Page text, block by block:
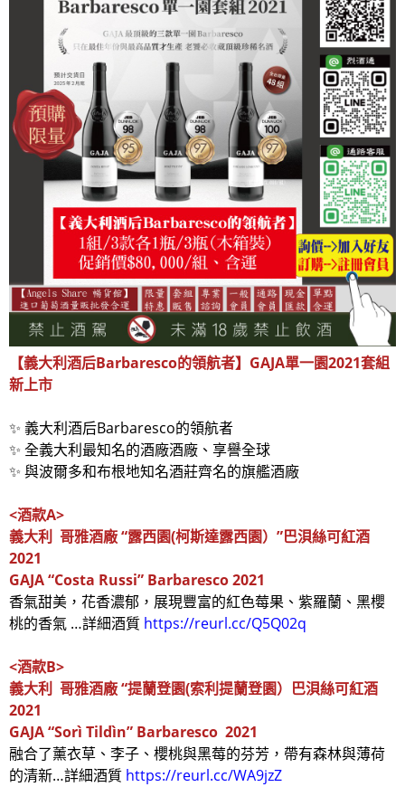
【義大利酒后Barbaresco的領航者】GAJA單一園2021套組
新上市
✨ 義大利酒后Barbaresco的領航者
✨ 全義大利最知名的酒廠酒廠、享譽全球
✨ 與波爾多和布根地知名酒莊齊名的旗艦酒廠
<酒款A>
義大利 哥雅酒廠 “露西園(柯斯達露西園）”巴浿絲可紅酒
2021
GAJA “Costa Russi” Barbaresco 2021
香氣甜美，花香濃郁，展現豐富的紅色莓果、紫羅蘭、黑櫻
桃的香氣 …詳細酒質 https://reurl.cc/Q5Q02q
<酒款B>
義大利 哥雅酒廠“提蘭登園(索利提蘭登園）巴浿絲可紅酒
2021
GAJA “Sorì Tildìn” Barbaresco 2021
融合了薰衣草、李子、櫻桃與黑莓的芬芳，帶有森林與薄荷
的清新…詳細酒質 https://reurl.cc/WA9jzZ